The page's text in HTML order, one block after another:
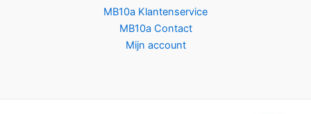
MB10a Klantenservice
MB10a Contact
Mijn account